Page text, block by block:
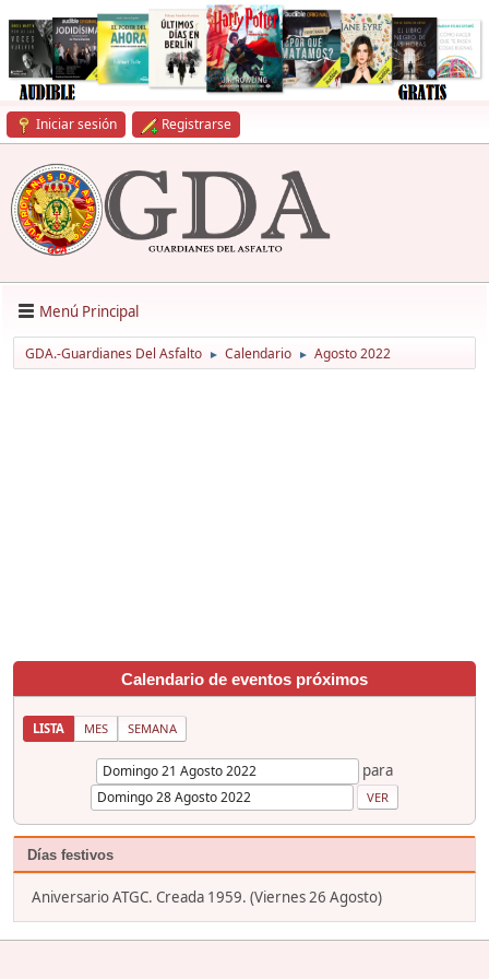
Iniciar sesión Registrarse
Menú Principal
GDA.-Guardianes Del Asfalto ► Calendario ► Agosto 2022
Calendario de eventos próximos
LISTA MES SEMANA
para
Días festivos
Aniversario ATGC. Creada 1959. (Viernes 26 Agosto)